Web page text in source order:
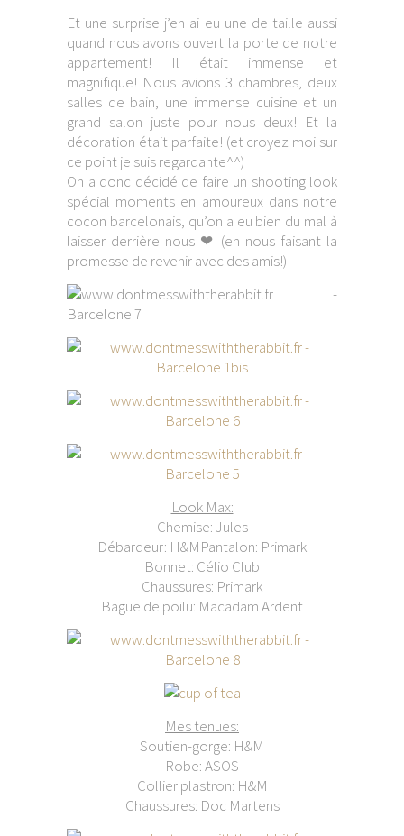
Et une surprise j’en ai eu une de taille aussi
quand nous avons ouvert la porte de notre
appartement! Il était immense et
magnifique! Nous avions 3 chambres, deux
salles de bain, une immense cuisine et un
grand salon juste pour nous deux! Et la
décoration était parfaite! (et croyez moi sur
ce point je suis regardante^^)
On a donc décidé de faire un shooting look
spécial moments en amoureux dans notre
cocon barcelonais, qu’on a eu bien du mal à
laisser derrière nous ❤ (en nous faisant la
promesse de revenir avec des amis!)
Look Max:
Chemise: Jules
Débardeur: H&MPantalon: Primark
Bonnet: Célio Club
Chaussures: Primark
Bague de poilu: Macadam Ardent
Mes tenues:
Soutien-gorge: H&M
Robe: ASOS
Collier plastron: H&M
Chaussures: Doc Martens